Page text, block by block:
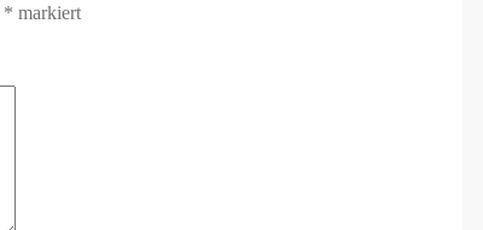
* markiert